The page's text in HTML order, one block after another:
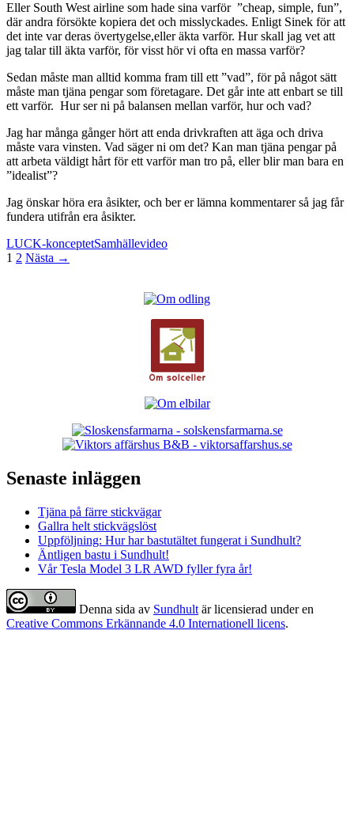
Eller South West airline som hade sina varför ”cheap, simple, fun”,
där andra försökte kopiera det och misslyckades. Enligt Sinek för att
det inte var deras övertygelse,eller äkta varför. Hur skall jag vet att
jag talar till äkta varför, för visst hör vi ofta en massa varför?
Sedan måste man alltid komma fram till ett ”vad”, för på något sätt
måste man tjäna pengar som företagare. Det går inte att enbart se till
ett varför. Hur ser ni på balansen mellan varför, hur och vad?
Jag har många gånger hört att enda drivkraften att äga och driva
måste vara vinsten. Vad säger ni om det? Kan man tjäna pengar på
att arbeta väldigt hårt för ett varför man tro på, eller blir man bara en
”idealist”?
Jag önskar höra era åsikter, och ber er lämna kommentarer så jag får
fundera utifrån era åsikter.
LUCK-konceptetSamhällevideo
Inläggsnavigering
1 2 Nästa →
Senaste inläggen
Tjäna på färre stickvägar
Gallra helt stickvägslöst
Uppföljning: Hur har bastutältet fungerat i Sundhult?
Äntligen bastu i Sundhult!
Vår Tesla Model 3 LR AWD fyller fyra år!
Denna sida av Sundhult är licensierad under en
Creative Commons Erkännande 4.0 Internationell licens.